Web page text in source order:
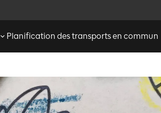
Planification des transports en commun